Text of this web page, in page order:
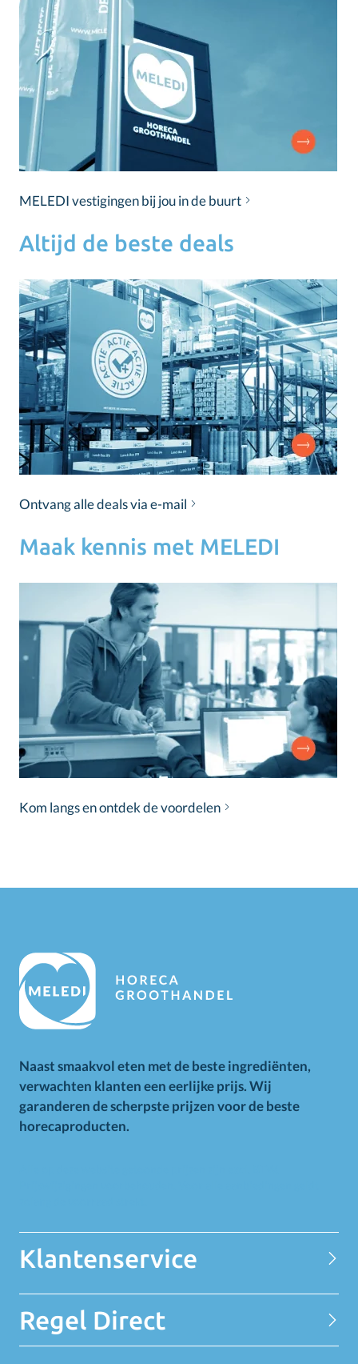
MELEDI vestigingen bij jou in de buurt
Altijd de beste deals
Ontvang alle deals via e-mail
Maak kennis met MELEDI
Kom langs en ontdek de voordelen
Naast smaakvol eten met de beste ingrediënten,
verwachten klanten een eerlijke prijs. Wij
garanderen de scherpste prijzen voor de beste
horecaproducten.
Klantenservice
Contact
Privacy Statement
Over MELEDI
Regel Direct